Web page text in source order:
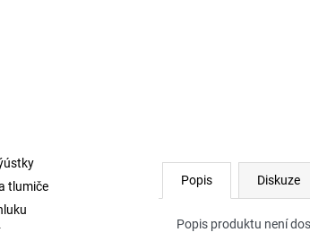
tlumiče
Popis Diskuze
Popis produktu není